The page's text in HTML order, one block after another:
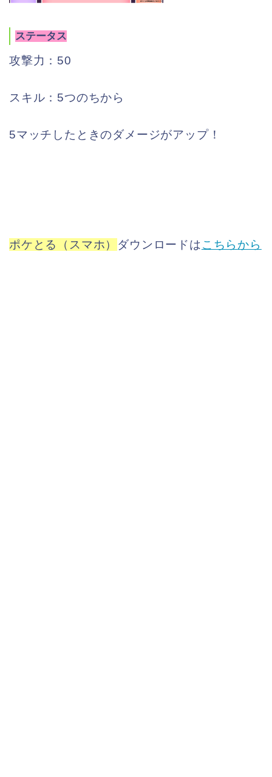
ステータス
攻撃力：50
スキル：5つのちから
5マッチしたときのダメージがアップ！
ポケとる（スマホ） ダウンロードはこちら から